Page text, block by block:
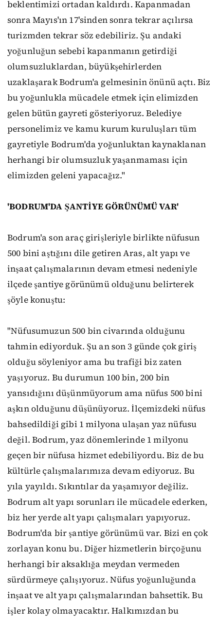
beklentimizi ortadan kaldırdı. Kapanmadan
sonra Mayıs'ın 17'sinden sonra tekrar açılırsa
turizmden tekrar söz edebiliriz. Şu andaki
yoğunluğun sebebi kapanmanın getirdiği
olumsuzluklardan, büyükşehirlerden
uzaklaşarak Bodrum'a gelmesinin önünü açtı. Biz
bu yoğunlukla mücadele etmek için elimizden
gelen bütün gayreti gösteriyoruz. Belediye
personelimiz ve kamu kurum kuruluşları tüm
gayretiyle Bodrum'da yoğunluktan kaynaklanan
herhangi bir olumsuzluk yaşanmaması için
elimizden geleni yapacağız."
'BODRUM'DA ŞANTİYE GÖRÜNÜMÜ VAR'
Bodrum'a son araç girişleriyle birlikte nüfusun
500 bini aştığını dile getiren Aras, alt yapı ve
inşaat çalışmalarının devam etmesi nedeniyle
ilçede şantiye görünümü olduğunu belirterek
şöyle konuştu:
"Nüfusumuzun 500 bin civarında olduğunu
tahmin ediyorduk. Şu an son 3 günde çok giriş
olduğu söyleniyor ama bu trafiği biz zaten
yaşıyoruz. Bu durumun 100 bin, 200 bin
yansıdığını düşünmüyorum ama nüfus 500 bini
aşkın olduğunu düşünüyoruz. İlçemizdeki nüfus
bahsedildiği gibi 1 milyona ulaşan yaz nüfusu
değil. Bodrum, yaz dönemlerinde 1 milyonu
geçen bir nüfusa hizmet edebiliyordu. Biz de bu
kültürle çalışmalarımıza devam ediyoruz. Bu
yıla yayıldı. Sıkıntılar da yaşamıyor değiliz.
Bodrum alt yapı sorunları ile mücadele ederken,
biz her yerde alt yapı çalışmaları yapıyoruz.
Bodrum'da bir şantiye görünümü var. Bizi en çok
zorlayan konu bu. Diğer hizmetlerin birçoğunu
herhangi bir aksaklığa meydan vermeden
sürdürmeye çalışıyoruz. Nüfus yoğunluğunda
inşaat ve alt yapı çalışmalarından bahsettik. Bu
işler kolay olmayacaktır. Halkımızdan bu